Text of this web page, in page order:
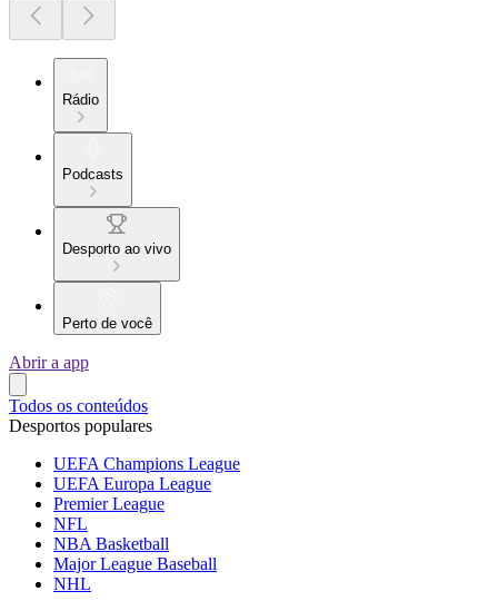
Rádio
Podcasts
Desporto ao vivo
Perto de você
Abrir a app
Todos os conteúdos
Desportos populares
UEFA Champions League
UEFA Europa League
Premier League
NFL
NBA Basketball
Major League Baseball
NHL